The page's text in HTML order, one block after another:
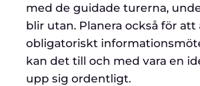
med de guidade turerna,
blir utan. Planera också för
obligatoriskt
kan det till och med vara en
upp sig ordentligt.